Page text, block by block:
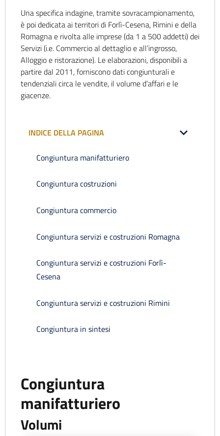
Una specifica indagine, tramite sovracampionamento,
è poi dedicata ai territori di Forlì-Cesena, Rimini e della
Romagna e rivolta alle imprese (da 1 a 500 addetti) dei
Servizi (i.e. Commercio al dettaglio e all’ingrosso,
Alloggio e ristorazione). Le elaborazioni, disponibili a
partire dal 2011, forniscono dati congiunturali e
tendenziali circa le vendite, il volume d’affari e le
giacenze.
INDICE DELLA PAGINA
Congiuntura manifatturiero
Congiuntura costruzioni
Congiuntura commercio
Congiuntura servizi e costruzioni Romagna
Congiuntura servizi e costruzioni Forlì-
Cesena
Congiuntura servizi e costruzioni Rimini
Congiuntura in sintesi
Congiuntura
manifatturiero
Volumi